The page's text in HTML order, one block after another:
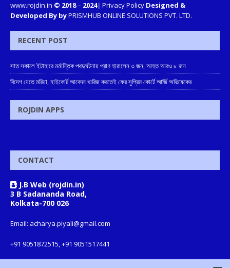
www.rojdin.in © 2018– 2024| Privacy Policy Designed &
Developed By byPRISMHUB ONLINE SOLUTIONS PVT. LTD.
RECENT POST
সাত সকালে ইটাহারে মর্মান্তিক পথদুর্ঘটনায় প্রাণ হারালেন ৩ জন, আহত আরও ৮ জন
বিদেশ যেতে মরিয়া, হাইকোর্ট আবেদন খারিজ করতেই ফের সুপ্রিম কোর্টে আর্জি অভিষেকের
ROJDIN APPS
CONTACT
J.B Web (rojdin.in)
3 B Sadananda Road,
Kolkata-700 026
Email: acharya.piyali@gmail.com
+91 9051872515, +91 9051517441